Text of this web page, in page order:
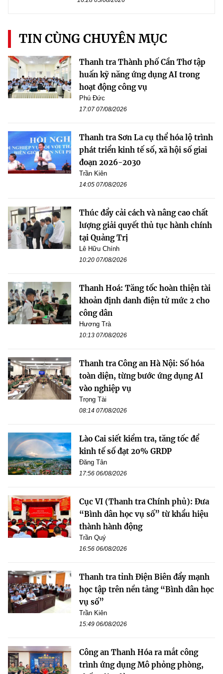
TIN CÙNG CHUYÊN MỤC
Thanh tra Thành phố Cần Thơ tập
huấn kỹ năng ứng dụng AI trong
hoạt động công vụ
Phú Đức
17:07 07/08/2026
Thanh tra Sơn La cụ thể hóa lộ trình
phát triển kinh tế số, xã hội số giai
đoạn 2026-2030
Trần Kiên
14:05 07/08/2026
Thúc đẩy cải cách và nâng cao chất
lượng giải quyết thủ tục hành chính
tại Quảng Trị
Lê Hữu Chính
10:20 07/08/2026
Thanh Hoá: Tăng tốc hoàn thiện tài
khoản định danh điện tử mức 2 cho
công dân
Hương Trà
10:13 07/08/2026
Thanh tra Công an Hà Nội: Số hóa
toàn diện, từng bước ứng dụng AI
vào nghiệp vụ
Trọng Tài
08:14 07/08/2026
Lào Cai siết kiểm tra, tăng tốc để
kinh tế số đạt 20% GRDP
Đăng Tân
17:56 06/08/2026
Cục VI (Thanh tra Chính phủ): Đưa
“Bình dân học vụ số” từ khẩu hiệu
thành hành động
Trần Quý
16:56 06/08/2026
Thanh tra tỉnh Điện Biên đẩy mạnh
học tập trên nền tảng “Bình dân học
vụ số”
Trần Kiên
15:49 06/08/2026
Công an Thanh Hóa ra mắt công
trình ứng dụng Mô phỏng phòng,